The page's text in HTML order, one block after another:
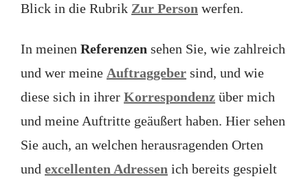
Blick in die Rubrik Zur Person werfen.
In meinen Referenzen sehen Sie, wie zahlreich
und wer meine Auftraggeber sind, und wie
diese sich in ihrer Korrespondenz über mich
und meine Auftritte geäußert haben. Hier sehen
Sie auch, an welchen herausragenden Orten
und excellenten Adressen ich bereits gespielt